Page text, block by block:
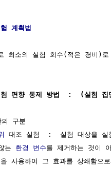
계획법
최소의 실험 회수(적은 경비)로
편향 통제 방법  :  (실험 집
구분
대조 실험  :  실험 대상을 실
는
환경 변수를 제거하는 것이
사용하여 그 효과를 상쇄함으로